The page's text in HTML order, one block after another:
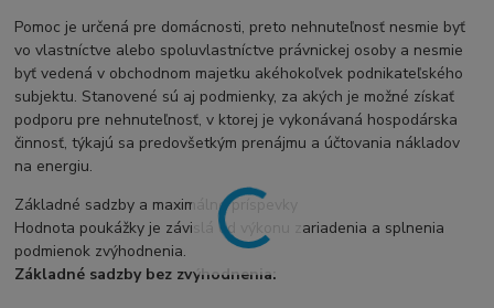
Pomoc je určená pre domácnosti, preto nehnuteľnosť nesmie byť
vo vlastníctve alebo spoluvlastníctve právnickej osoby a nesmie
byť vedená v obchodnom majetku akéhokoľvek podnikateľského
subjektu. Stanovené sú aj podmienky, za akých je možné získať
podporu pre nehnuteľnosť, v ktorej je vykonávaná hospodárska
činnosť, týkajú sa predovšetkým prenájmu a účtovania nákladov
na energiu.
Základné sadzby a maximálne príspevky
Hodnota poukážky je závislá od výkonu zariadenia a splnenia
podmienok zvýhodnenia.
Základné sadzby bez zvýhodnenia: